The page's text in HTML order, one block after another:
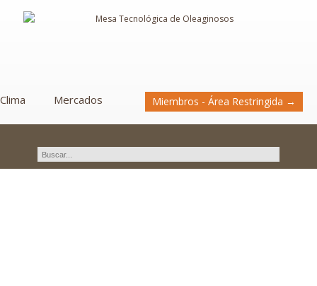
Clima Mercados Miembros - Área Restringida →